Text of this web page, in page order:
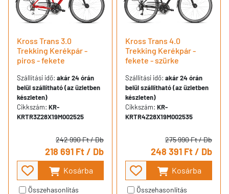
Kross Trans 3.0
Trekking Kerékpár -
piros - fekete
Szállítási idő: akár 24 órán
belül szállítható (az üzletben
készleten)
Cikkszám: KR-
KRTR3Z28X19M002525
242 990 Ft/ Db
218 691 Ft/ Db
Kosárba
Összehasonlítás
Kross Trans 4.0
Trekking Kerékpár -
fekete - szürke
Szállítási idő: akár 24 órán
belül szállítható (az üzletben
készleten)
Cikkszám: KR-
KRTR4Z28X19M002535
275 990 Ft/ Db
248 391 Ft/ Db
Kosárba
Összehasonlítás